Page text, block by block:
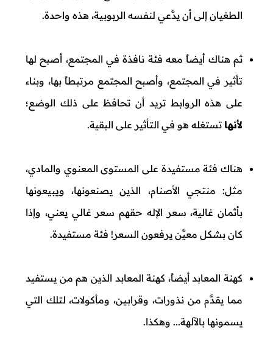
الطغيان إلى أن يدَّعي لنفسه الربوبية، هذه واحدة.
ثم هناك أيضاً معه فئة نافذة في المجتمع، أصبح لها
تأثير في المجتمع، وأصبح المجتمع مرتبطاً بها، وبناء
على هذه الروابط تريد أن تحافظ على ذلك الوضع؛
لأنهاتستغله هو في التأثير على البقية.
هناك فئة مستفيدة على المستوى المعنوي والمادي،
مثل: منتجي الأصنام، الذين يصنعونها، ويبيعونها
بأثمان غالية، سعر الإله حقهم سعر غالي يعني، وإذا
كان بشكل معيَّن يرفعون السعر! فئة مستفيدة.
كهنة المعابد أيضاً، كهنة المعابد الذين هم من يستفيد
مما يقدَّم من نذورات، وقرابين، ومأكولات، لتلك التي
يسمونها بالآلهة... وهكذا.